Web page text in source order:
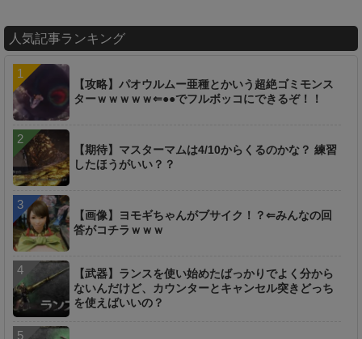
人気記事ランキング
【攻略】パオウルムー亜種とかいう超絶ゴミモンス
ターｗｗｗｗｗ⇐●●でフルボッコにできるぞ！！
【期待】マスターマムは4/10からくるのかな？ 練習
したほうがいい？？
【画像】ヨモギちゃんがブサイク！？⇐みんなの回
答がコチラｗｗｗ
【武器】ランスを使い始めたばっかりでよく分から
ないんだけど、カウンターとキャンセル突きどっち
を使えばいいの？